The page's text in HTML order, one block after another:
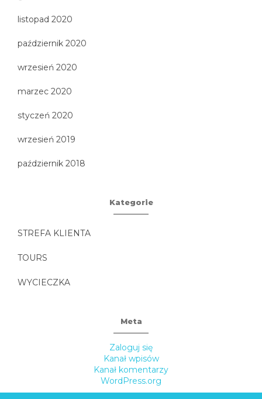
listopad 2020
październik 2020
wrzesień 2020
marzec 2020
styczeń 2020
wrzesień 2019
październik 2018
Kategorie
STREFA KLIENTA
TOURS
WYCIECZKA
Meta
Zaloguj się
Kanał wpisów
Kanał komentarzy
WordPress.org